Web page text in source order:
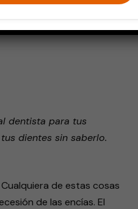
dentista para tus
dientes sin saberlo.
Cualquiera de estas cosas
de las encías. El